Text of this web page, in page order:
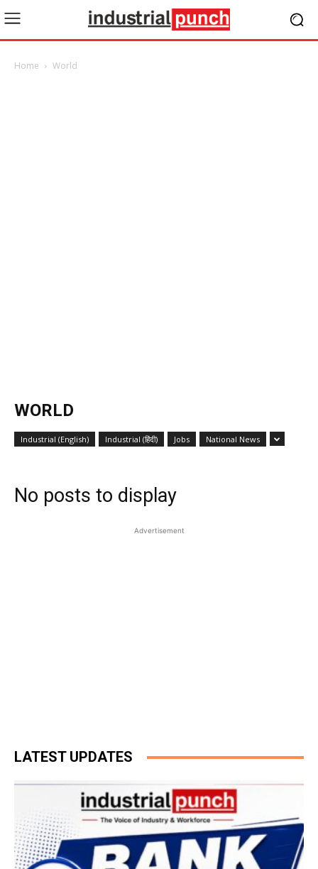
Home World
WORLD
Industrial (English) Industrial (हिंदी) Jobs National News
No posts to display
Advertisement
LATEST UPDATES